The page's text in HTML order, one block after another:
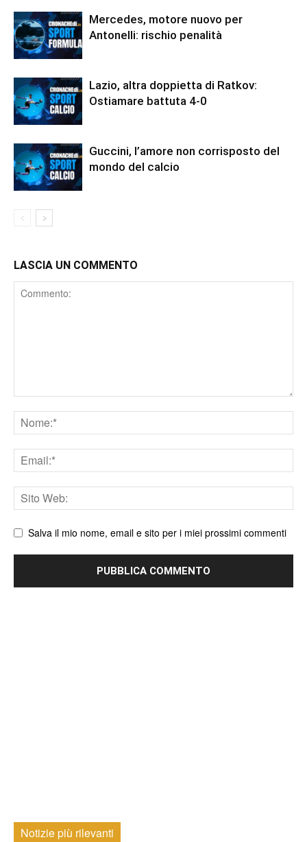
Mercedes, motore nuovo per
Antonelli: rischio penalità
Lazio, altra doppietta di Ratkov:
Ostiamare battuta 4-0
Guccini, l’amore non corrisposto del
mondo del calcio
LASCIA UN COMMENTO
Comment
Nome
Email
Sito
web
Salva il mio nome, email e sito per i miei prossimi commenti
Notizie più rilevanti